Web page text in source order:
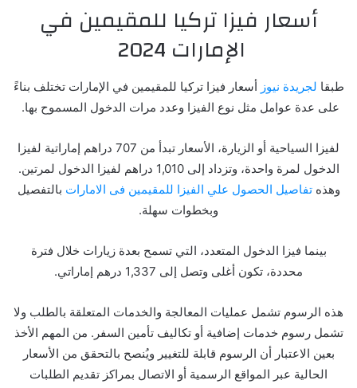
أسعار فيزا تركيا للمقيمين في
الإمارات 2024
طبقا لجريدة نيوز أسعار فيزا تركيا للمقيمين في الإمارات تختلف بناءً
على عدة عوامل مثل نوع الفيزا وعدد مرات الدخول المسموح بها.
لفيزا السياحية أو الزيارة، الأسعار تبدأ من 707 دراهم إماراتية لفيزا
الدخول لمرة واحدة، وتزداد إلى 1,010 دراهم لفيزا الدخول لمرتين.
وهذهتفاصيل الحصول علي الفيزا للمقيمين فى الامارات بالتفصيل
وبخطوات سهلة.
بينما فيزا الدخول المتعدد، التي تسمح بعدة زيارات خلال فترة
محددة، تكون أغلى وتصل إلى 1,337 درهم إماراتي.
هذه الرسوم تشمل عمليات المعالجة والخدمات المتعلقة بالطلب ولا
تشمل رسوم خدمات إضافية أو تكاليف تأمين السفر. من المهم الأخذ
بعين الاعتبار أن الرسوم قابلة للتغيير ويُنصح بالتحقق من الأسعار
الحالية عبر المواقع الرسمية أو الاتصال بمراكز تقديم الطلبات